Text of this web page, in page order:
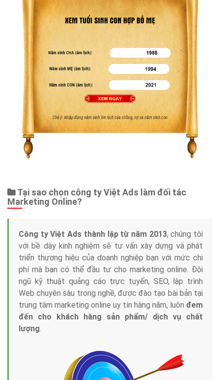
Tại sao chọn công ty Việt Ads làm đối tác
Marketing Online?
Công ty Việt Ads thành lập từ năm 2013, chúng tôi
với bề dày kinh nghiệm sẽ tư vấn xây dựng và phát
triển thương hiệu của doanh nghiệp bạn với mức chi
phí mà bạn có thể đầu tư cho marketing online. Đội
ngũ kỹ thuật quảng cáo trực tuyến, SEO, lập trình
Web chuyên sâu trong nghề, được đào tạo bài bản tại
trung tâm marketing online uy tín hàng năm, luôn đem
đến cho khách hàng sản phẩm/ dịch vụ chất
lượng.